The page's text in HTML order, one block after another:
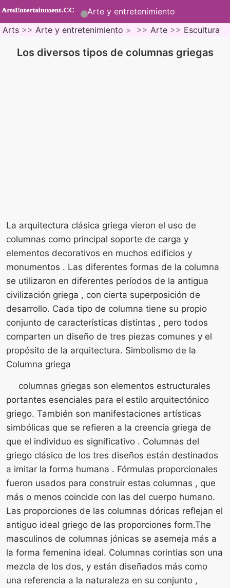
Arte y entretenimiento
Arts >> Arte y entretenimiento > >> Arte >> Escultura
Los diversos tipos de columnas griegas
La arquitectura clásica griega vieron el uso de
columnas como principal soporte de carga y
elementos decorativos en muchos edificios y
monumentos . Las diferentes formas de la columna
se utilizaron en diferentes períodos de la antigua
civilización griega , con cierta superposición de
desarrollo. Cada tipo de columna tiene su propio
conjunto de características distintas , pero todos
comparten un diseño de tres piezas comunes y el
propósito de la arquitectura. Simbolismo de la
Columna griega
columnas griegas son elementos estructurales
portantes esenciales para el estilo arquitectónico
griego. También son manifestaciones artísticas
simbólicas que se refieren a la creencia griega de
que el individuo es significativo . Columnas del
griego clásico de los tres diseños están destinados
a imitar la forma humana . Fórmulas proporcionales
fueron usados ​​para construir estas columnas , que
más o menos coincide con las del cuerpo humano.
Las proporciones de las columnas dóricas reflejan el
antiguo ideal griego de las proporciones form.The
masculinos de columnas jónicas se asemeja más a
la forma femenina ideal. Columnas corintias son una
mezcla de los dos, y están diseñados más como
una referencia a la naturaleza en su conjunto ,